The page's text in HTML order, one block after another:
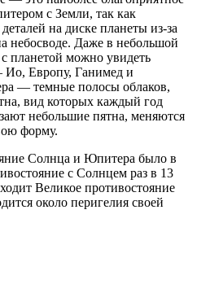
с Земли, так как
на диске планеты из-за
небосводе. Даже в небольшой
планетой можно увидеть
Европу, Ганимед и
— темные полосы облаков,
вид которых каждый год
небольшие пятна, меняются
форму.
Солнца и Юпитера было в
с Солнцем раз в 13
Великое противостояние
около перигелия своей